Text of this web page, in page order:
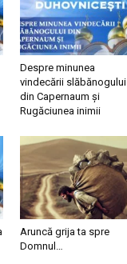
Despre minunea
vindecării slăbănogului
din Capernaum și
Rugăciunea inimii
Aruncă grija ta spre
Domnul…